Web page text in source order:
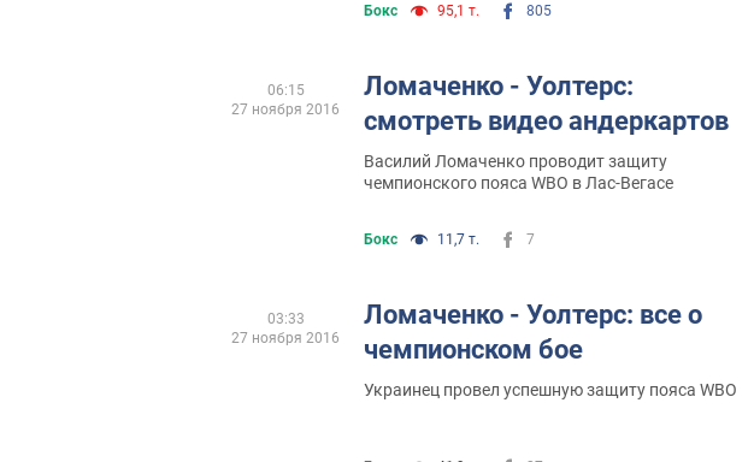
Бокс 95,1 т. 805
Ломаченко - Уолтерс:
смотреть видео андеркартов
Василий Ломаченко проводит защиту
чемпионского пояса WBO в Лас-Вегасе
Бокс 11,7 т. 7
06:15
27 ноября 2016
Ломаченко - Уолтерс: все о
чемпионском бое
Украинец провел успешную защиту пояса WBO
03:33
27 ноября 2016